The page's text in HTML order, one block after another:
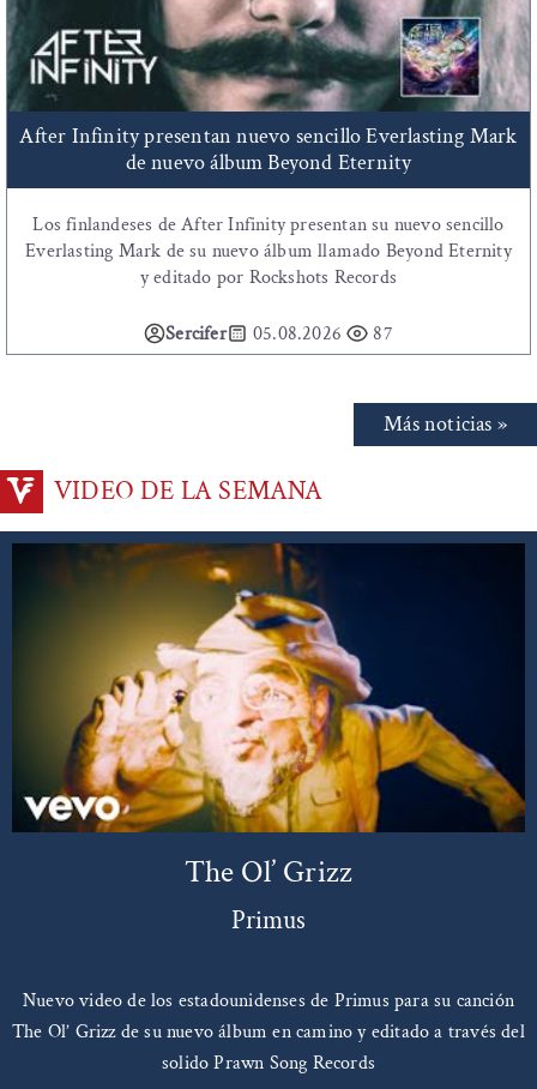
After Infinity presentan nuevo sencillo Everlasting Mark
de nuevo álbum Beyond Eternity
Los finlandeses de After Infinity presentan su nuevo sencillo
Everlasting Mark de su nuevo álbum llamado Beyond Eternity
y editado por Rockshots Records
Sercifer 05.08.2026 87
Más noticias »
VIDEO DE LA SEMANA
The Ol’ Grizz
Primus
Nuevo video de los estadounidenses de Primus para su canción
The Ol’ Grizz de su nuevo álbum en camino y editado a través del
solido Prawn Song Records